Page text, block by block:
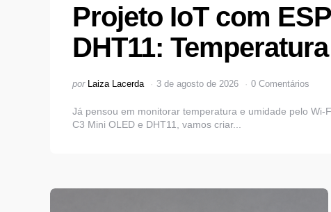
Projeto IoT com
DHT11:
Postado
por Laiza Lacerda 3 de agosto de 2026 0 Comentários
Já pensou em monitorar temperatura e umidade pelo
C3 Mini OLED e DHT11, vamos criar...